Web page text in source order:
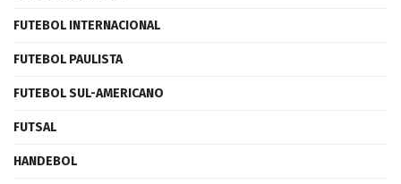
FUTEBOL INTERNACIONAL
FUTEBOL PAULISTA
FUTEBOL SUL-AMERICANO
FUTSAL
HANDEBOL